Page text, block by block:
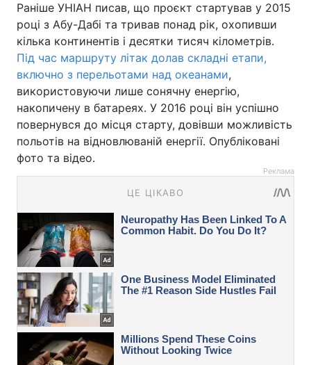
Раніше УНІАН писав, що проєкт стартував у 2015
році з Абу-Дабі та тривав понад рік, охопивши
кілька континентів і десятки тисяч кілометрів.
Під час маршруту літак долав складні етапи,
включно з перельотами над океанами,
використовуючи лише сонячну енергію,
накопичену в батареях. У 2016 році він успішно
повернувся до місця старту, довівши можливість
польотів на відновлюваній енергії. Опубліковані
фото та відео.
Реклама